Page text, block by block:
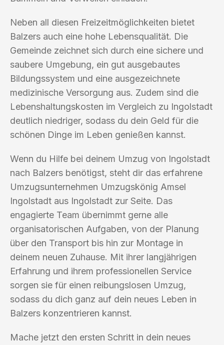
Neben all diesen Freizeitmöglichkeiten bietet
Balzers auch eine hohe Lebensqualität. Die
Gemeinde zeichnet sich durch eine sichere und
saubere Umgebung, ein gut ausgebautes
Bildungssystem und eine ausgezeichnete
medizinische Versorgung aus. Zudem sind die
Lebenshaltungskosten im Vergleich zu Ingolstadt
deutlich niedriger, sodass du dein Geld für die
schönen Dinge im Leben genießen kannst.
Wenn du Hilfe bei deinem Umzug von Ingolstadt
nach Balzers benötigst, steht dir das erfahrene
Umzugsunternehmen Umzugskönig Amsel
Ingolstadt aus Ingolstadt zur Seite. Das
engagierte Team übernimmt gerne alle
organisatorischen Aufgaben, von der Planung
über den Transport bis hin zur Montage in
deinem neuen Zuhause. Mit ihrer langjährigen
Erfahrung und ihrem professionellen Service
sorgen sie für einen reibungslosen Umzug,
sodass du dich ganz auf dein neues Leben in
Balzers konzentrieren kannst.
Mache jetzt den ersten Schritt in dein neues